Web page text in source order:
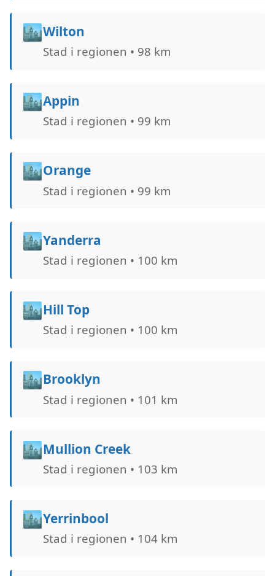
🏙️Wilton
Stad i regionen • 98 km
🏙️Appin
Stad i regionen • 99 km
🏙️Orange
Stad i regionen • 99 km
🏙️Yanderra
Stad i regionen • 100 km
🏙️Hill Top
Stad i regionen • 100 km
🏙️Brooklyn
Stad i regionen • 101 km
🏙️Mullion Creek
Stad i regionen • 103 km
🏙️Yerrinbool
Stad i regionen • 104 km